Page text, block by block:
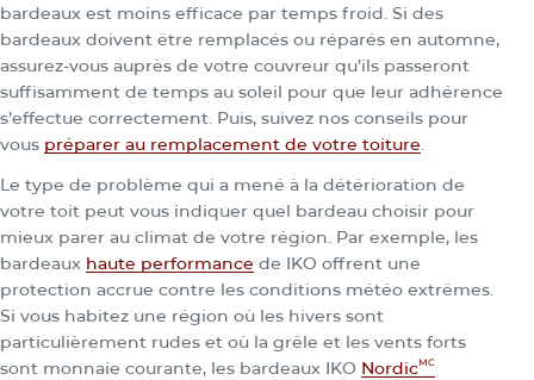
bardeaux est moins efficace par temps froid. Si des
bardeaux doivent être remplacés ou réparés en automne,
assurez-vous auprès de votre couvreur qu’ils passeront
suffisamment de temps au soleil pour que leur adhérence
s’effectue correctement. Puis, suivez nos conseils pour
vous préparer au remplacement de votre toiture.
Le type de problème qui a mené à la détérioration de
votre toit peut vous indiquer quel bardeau choisir pour
mieux parer au climat de votre région. Par exemple, les
bardeaux haute performance de IKO offrent une
protection accrue contre les conditions météo extrêmes.
Si vous habitez une région où les hivers sont
particulièrement rudes et où la grêle et les vents forts
sont monnaie courante, les bardeaux IKO NordicMC